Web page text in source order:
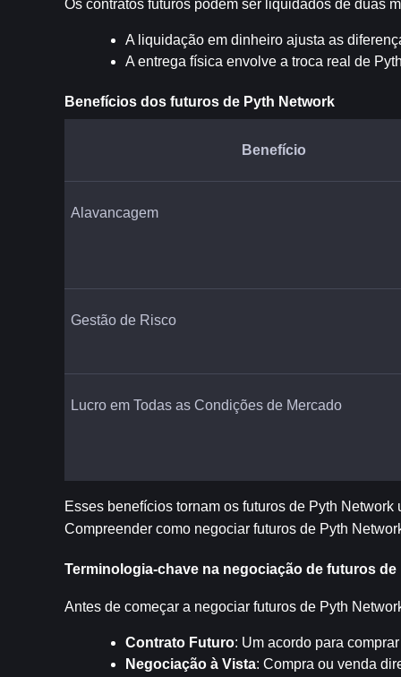
Os contratos futuros podem ser liquidados de duas
A liquidação em dinheiro ajusta as
A entrega física envolve a troca real de
Benefícios dos futuros de Pyth Network
Benefício
Alavancagem
Gestão de Risco
Lucro em Todas as Condições de Mercado
Esses benefícios tornam os futuros de Pyth
Compreender como negociar futuros de Pyth
Terminologia-chave na negociação de futuros de
Antes de começar a negociar futuros de Pyth
Contrato Futuro: Um acordo para
Negociação à Vista: Compra ou venda